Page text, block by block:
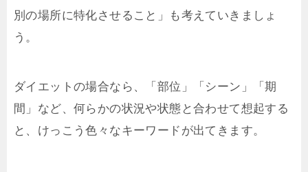
別の場所に特化させること」も考えていきましょ
う。
ダイエットの場合なら、「部位」「シーン」「期
間」など、何らかの状況や状態と合わせて想起する
と、けっこう色々なキーワードが出てきます。